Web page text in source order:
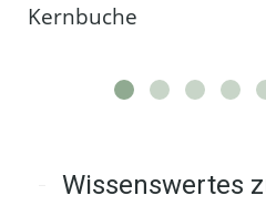
Kernbuche
Wissenswertes